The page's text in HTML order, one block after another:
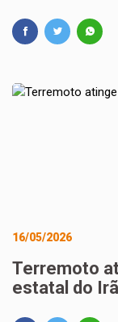
16/05/2026
Terremoto
estatal do Irã